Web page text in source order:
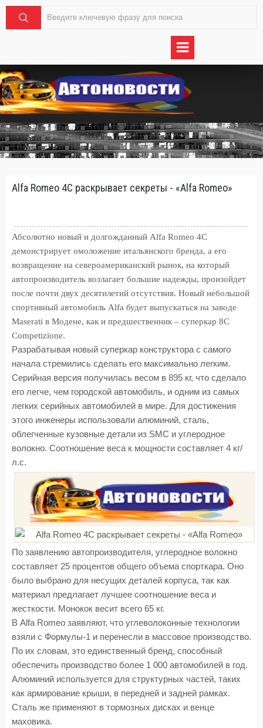
Alfa Romeo 4C раскрывает секреты - «Alfa Romeo»
Абсолютно новый и долгожданный Alfa Romeo 4C
демонстрирует омоложение итальянского бренда, а его
возвращение на североамериканский рынок, на который
автопроизводитель возлагает большие надежды, произойдет
после почти двух десятилетий отсутствия. Новый небольшой
спортивный автомобиль Alfa будет выпускаться на заводе
Maserati в Модене, как и предшественник – суперкар 8C
Competizione.
Разрабатывая новый суперкар конструктора с самого
начала стремились сделать его максимально легким.
Серийная версия получилась весом в 895 кг, что сделало
его легче, чем городской автомобиль, и одним из самых
легких серийных автомобилей в мире. Для достижения
этого инженеры использовали алюминий, сталь,
облегченные кузовные детали из SMC и углеродное
волокно. Соотношение веса к мощности составляет 4 кг/
л.с.
По заявлению автопроизводителя, углеродное волокно
составляет 25 процентов общего объема спорткара. Оно
было выбрано для несущих деталей корпуса, так как
материал предлагает лучшее соотношение веса и
жесткости. Монокок весит всего 65 кг.
В Alfa Romeo заявляют, что углеволоконные технологии
взяли с Формулы-1 и перенесли в массовое производство.
По их словам, это единственный бренд, способный
обеспечить производство более 1 000 автомобилей в год.
Алюминий используется для структурных частей, таких
как армирование крыши, в передней и задней рамках.
Сталь же применяют в тормозных дисках и венце
маховика.